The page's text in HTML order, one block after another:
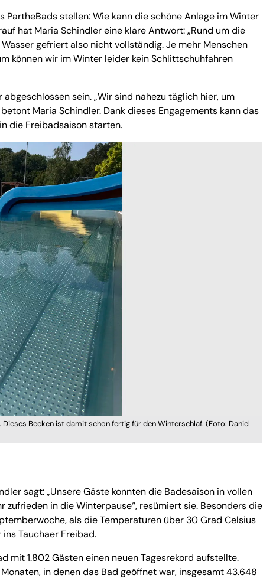
PartheBads stellen: Wie kann die schöne Anlage im Winter
hat Maria Schindler eine klare Antwort: „Rund um die
gefriert also nicht vollständig. Je mehr Menschen
können wir im Winter leider kein Schlittschuhfahren
sein. „Wir sind nahezu täglich hier, um
Maria Schindler. Dank dieses Engagements kann das
die Freibadsaison starten.
Becken ist damit schon fertig für den Winterschlaf. (Foto: Daniel
sagt: „Unsere Gäste konnten die Badesaison in vollen
in die Winterpause“, resümiert sie. Besonders die
als die Temperaturen über 30 Grad Celsius
Tauchaer Freibad.
mit 1.802 Gästen einen neuen Tagesrekord aufstellte.
in denen das Bad geöffnet war, insgesamt 43.648